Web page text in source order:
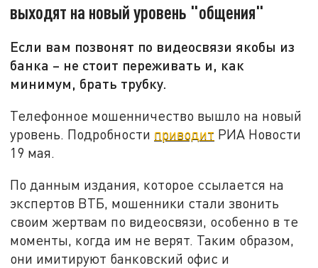
выходят на новый уровень "общения"
Если вам позвонят по видеосвязи якобы из
банка – не стоит переживать и, как
минимум, брать трубку.
Телефонное мошенничество вышло на новый
уровень. Подробности приводит РИА Новости
19 мая.
По данным издания, которое ссылается на
экспертов ВТБ, мошенники стали звонить
своим жертвам по видеосвязи, особенно в те
моменты, когда им не верят. Таким образом,
они имитируют банковский офис и